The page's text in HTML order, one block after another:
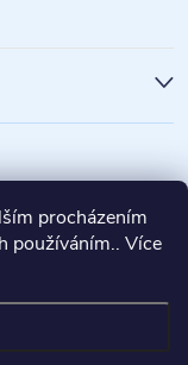
procházením
používáním.. Více